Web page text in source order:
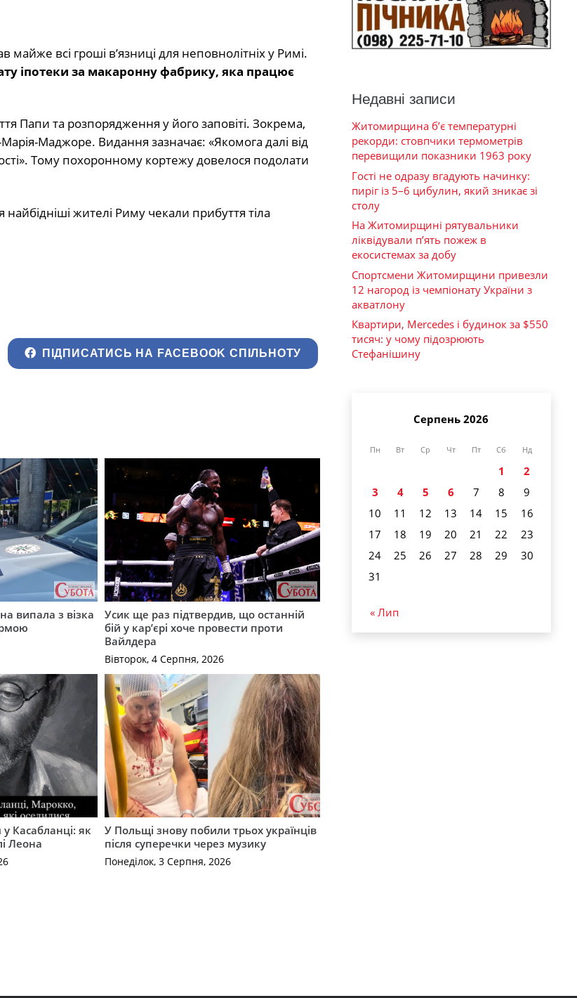
всі гроші в’язниці для неповнолітніх у Римі.
іпотеки за макаронну фабрику, яка працює
Папи та розпорядження у його заповіті. Зокрема,
Маджоре. Видання зазначає: «Якомога далі від
Тому похоронному кортежу довелося подолати
жителі Риму чекали прибуття тіла
ПІДПИСАТИСЬ НА FACEBOOK СПІЛЬНОТУ
випала з візка
Усик ще раз підтвердив, що останній
бій у кар’єрі хоче провести проти
Вайлдера
Вівторок, 4 Серпня, 2026
Касабланці: як
Леона
У Польщі знову побили трьох українців
після суперечки через музику
Понеділок, 3 Серпня, 2026
Недавні записи
Житомирщина б’є температурні
рекорди: стовпчики термометрів
перевищили показники 1963 року
Гості не одразу вгадують начинку:
пиріг із 5–6 цибулин, який зникає зі
столу
На Житомирщині рятувальники
ліквідували п’ять пожеж в
екосистемах за добу
Спортсмени Житомирщини привезли
12 нагород із чемпіонату України з
акватлону
Квартири, Mercedes і будинок за $550
тисяч: у чому підозрюють
Стефанішину
Серпень 2026
Пн Вт Ср Чт Пт Сб Нд
1
2
3
4 5 6 7 8
9
10
11 12 13 14 15
16
17
18 19 20 21 22
23
24
25 26 27 28 29
30
31
« Лип